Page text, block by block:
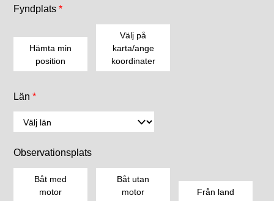
Fyndplats*
Hämta min
position
Välj på
karta/ange
koordinater
Du kan klicka på kartan för att hämta koordinater eller
skriva in dem själv i fälten ovanför.
Län*
Observationsplats
Båt med
motor
Båt utan
motor
Från land